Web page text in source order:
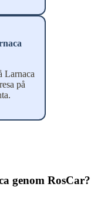
Larnaca
på
genom RosCar?